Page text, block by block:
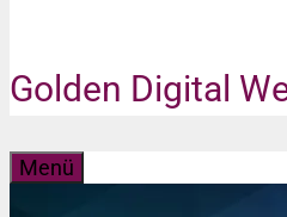
Golden Digital
Menü